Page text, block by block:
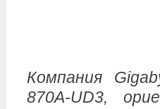
Компания
870A-UD3,